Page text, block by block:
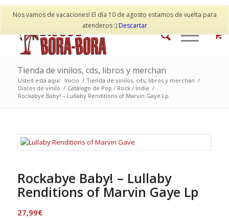
Nos vamos de vacaciones! El día 10 de agosto estamos de vuelta para
atenderos :)Descartar
Mi cuenta Contacto
Tienda de vinilos, cds, libros y merchan
Usted está aquí: Inicio / Tienda de vinilos, cds, libros y merchan /
Discos de vinilo / Catálogo de Pop / Rock / Indie /
Rockabye Baby! – Lullaby Renditions of Marvin Gaye Lp
Rockabye Baby! – Lullaby
Renditions of Marvin Gaye Lp
27,99€